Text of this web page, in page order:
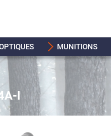
MUNITIONS
I